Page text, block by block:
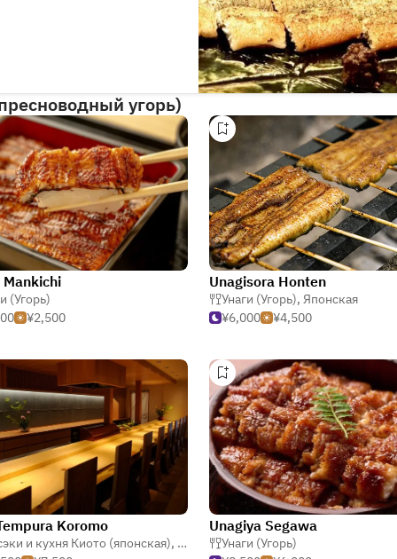
угорь)
Mankichi
(Угорь)
¥2,500
Unagisora Honten
Унаги (Угорь), Японская
¥6,000
¥4,500
Koromo
и кухня Киото (японская), Темпура,Унаги (Угорь)
Unagiya Segawa
Унаги (Угорь)